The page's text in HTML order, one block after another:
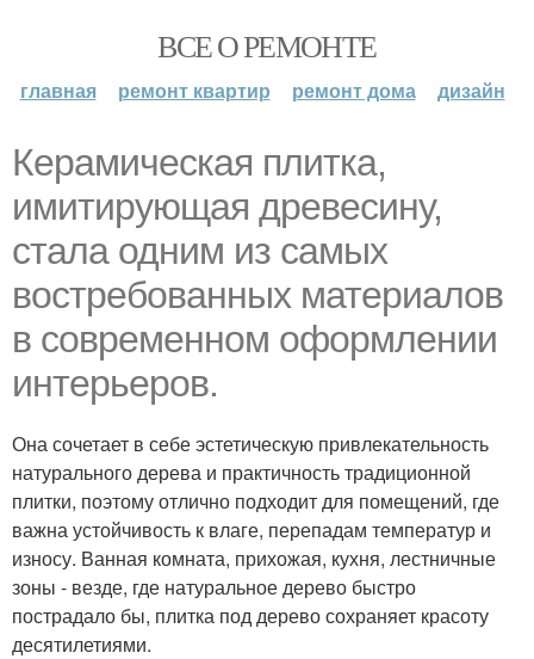
ВСЕ О РЕМОНТЕ
главная ремонт квартир ремонт дома дизайн
Керамическая плитка,
имитирующая древесину,
стала одним из самых
востребованных материалов
в современном оформлении
интерьеров.
Она сочетает в себе эстетическую привлекательность
натурального дерева и практичность традиционной
плитки, поэтому отлично подходит для помещений, где
важна устойчивость к влаге, перепадам температур и
износу. Ванная комната, прихожая, кухня, лестничные
зоны - везде, где натуральное дерево быстро
пострадало бы, плитка под дерево сохраняет красоту
десятилетиями.